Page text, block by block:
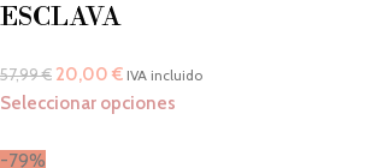
ESCLAVA
57,99€ 20,00 € IVA incluido
Seleccionar opciones
-79%